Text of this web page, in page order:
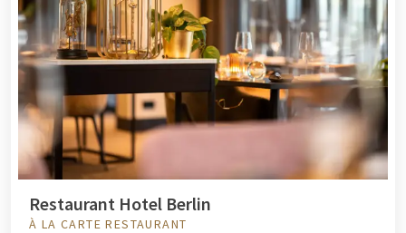
Restaurant Hotel Berlin
À LA CARTE RESTAURANT